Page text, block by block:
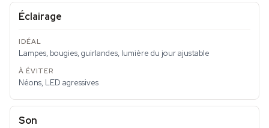
Éclairage
Lampes, bougies, guirlandes, lumière du jour ajustable
Néons, LED agressives
Son